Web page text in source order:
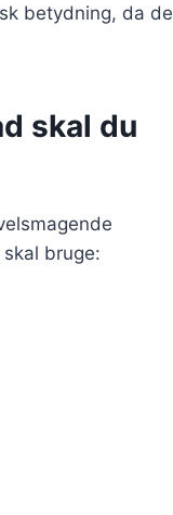
betydning, da de
skal du
bruge: